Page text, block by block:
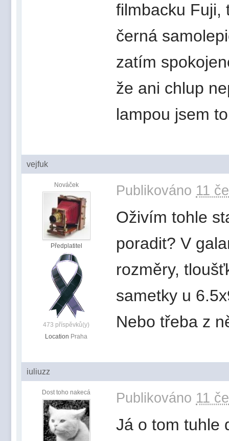
filmbacku Fuji,
černá
zatím
že ani chlup
lampou jsem
vejfuk
Nováček
Předplatitel
473 příspěvků(y)
Location Praha
Publikováno 11
Oživím tohle
poradit? V
rozměry,
sametky u
Nebo třeba z
iuliuzz
Dost toho nakecá Publikováno 11
Já o tom tuhle